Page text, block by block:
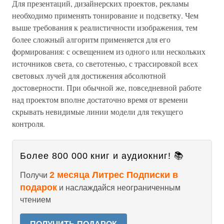
Для презентаций, дизайнерских проектов, рекламы
необходимо применять тонирование и подсветку. Чем
выше требования к реалистичности изображения, тем
более сложный алгоритм применяется для его
формирования: с освещением из одного или нескольких
источников света, со светотенью, с трассировкой всех
световых лучей для достижения абсолютной
достоверности. При обычной же, повседневной работе
над проектом вполне достаточно время от времени
скрывать невидимые линии модели для текущего
контроля.
Более 800 000 книг и аудиокниг! 📚
Получи 2 месяца Литрес Подписки в
подарок и наслаждайся неограниченным
чтением